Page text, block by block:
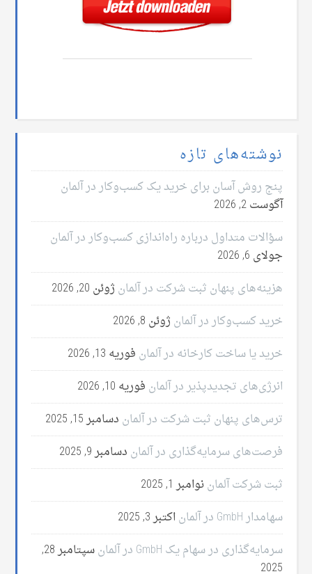
نوشته‌های تازه
پنج روش آسان برای خرید یک کسب‌وکار در آلمان
آگوست 2, 2026
سؤالات متداول درباره راه‌اندازی کسب‌وکار در آلمان
جولای 6, 2026
هزینه‌های پنهان ثبت شرکت در آلمان ژوئن 20, 2026
خرید کسب‌وکار در آلمان ژوئن 8, 2026
خرید یا ساخت کارخانه در آلمان فوریه 13, 2026
انرژی‌های تجدیدپذیر در آلمان فوریه 10, 2026
ترس‌های پنهان ثبت شرکت در آلمان دسامبر 15, 2025
فرصت‌های سرمایه‌گذاری در آلمان دسامبر 9, 2025
ثبت شرکت آلماننوامبر 1, 2025
سهامدار GmbH در آلمان
اکتبر 3, 2025
سرمایه‌گذاری در سهام یک GmbH در آلمان
سپتامبر 28,
2025